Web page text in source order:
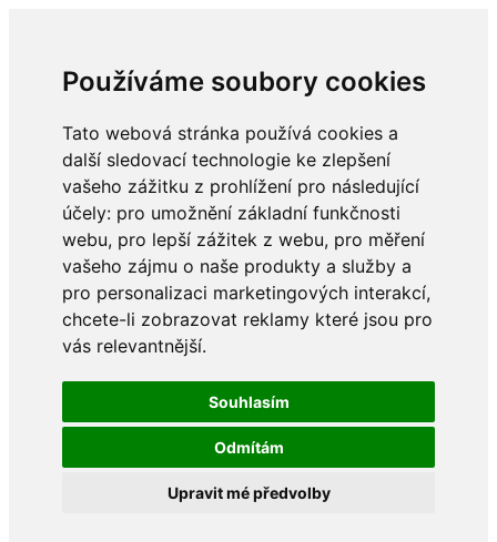
Používáme soubory cookies
Tato webová stránka používá cookies a
další sledovací technologie ke zlepšení
vašeho zážitku z prohlížení pro následující
účely: pro umožnění základní funkčnosti
webu, pro lepší zážitek z webu, pro měření
vašeho zájmu o naše produkty a služby a
pro personalizaci marketingových interakcí,
chcete-li zobrazovat reklamy které jsou pro
vás relevantnější.
Souhlasím
Odmítám
Upravit mé předvolby